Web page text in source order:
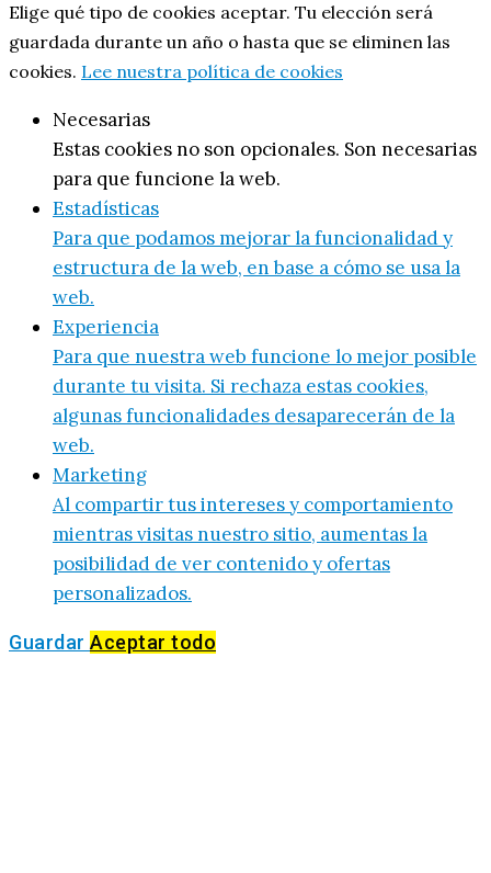
Elige qué tipo de cookies aceptar. Tu elección será
guardada durante un año o hasta que se eliminen las
cookies. Lee nuestra política de cookies
Necesarias
Estas cookies no son opcionales. Son necesarias
para que funcione la web.
Estadísticas
Para que podamos mejorar la funcionalidad y
estructura de la web, en base a cómo se usa la
web.
Experiencia
Para que nuestra web funcione lo mejor posible
durante tu visita. Si rechaza estas cookies,
algunas funcionalidades desaparecerán de la
web.
Marketing
Al compartir tus intereses y comportamiento
mientras visitas nuestro sitio, aumentas la
posibilidad de ver contenido y ofertas
personalizados.
Guardar Aceptar todo